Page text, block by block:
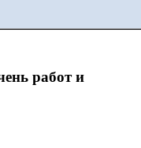
работ и